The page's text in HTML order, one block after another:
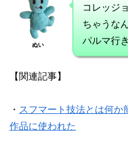
ぬい
コレッジ
ちゃうな
パルマ行
【関連記事】
・ スフマート技法とは何か
作品に使われた